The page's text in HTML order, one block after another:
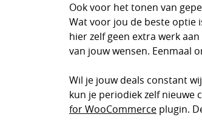
Ook voor het tonen van
Wat voor jou de beste optie
hier zelf geen extra werk
van jouw wensen. Eenmaal
Wil je jouw deals constant
kun je periodiek zelf nieuwe
for WooCommerce plugin.